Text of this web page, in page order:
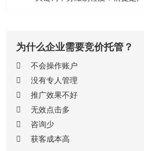
为什么企业需要竞价托管？
不会操作账户
没有专人管理
推广效果不好
无效点击多
咨询少
获客成本高